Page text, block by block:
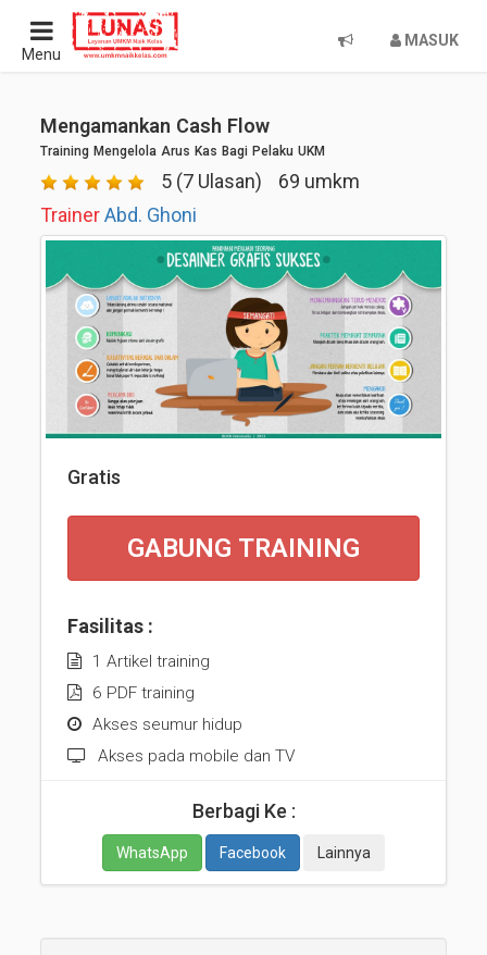
Menu
MASUK
Mengamankan Cash Flow
Training Mengelola Arus Kas Bagi Pelaku UKM
5 (7 Ulasan)
69 umkm
TrainerAbd. Ghoni
Gratis
GABUNG TRAINING
Fasilitas :
1 Artikel training
6 PDF training
Akses seumur hidup
Akses pada mobile dan TV
Berbagi Ke :
WhatsApp Facebook Lainnya